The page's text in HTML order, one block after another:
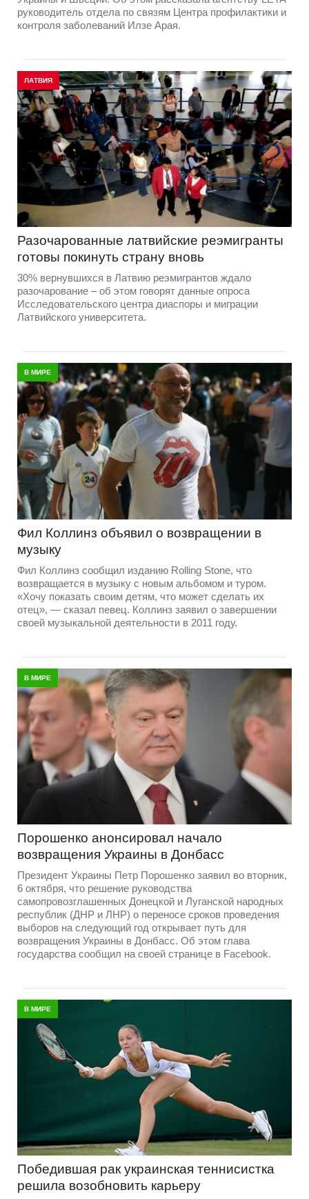
руководитель отдела по связям Центра профилактики и
контроля заболеваний Илзе Арая.
ЛАТВИЯ
Разочарованные латвийские реэмигранты
готовы покинуть страну вновь
30% вернувшихся в Латвию реэмигрантов ждало
разочарование – об этом говорят данные опроса
Исследовательского центра диаспоры и миграции
Латвийского университета.
В МИРЕ
Фил Коллинз объявил о возвращении в
музыку
Фил Коллинз сообщил изданию Rolling Stone, что
возвращается в музыку с новым альбомом и туром.
«Хочу показать своим детям, что может сделать их
отец», — сказал певец. Коллинз заявил о завершении
своей музыкальной деятельности в 2011 году.
В МИРЕ
Порошенко анонсировал начало
возвращения Украины в Донбасс
Президент Украины Петр Порошенко заявил во вторник,
6 октября, что решение руководства
самопровозглашенных Донецкой и Луганской народных
республик (ДНР и ЛНР) о переносе сроков проведения
выборов на следующий год открывает путь для
возвращения Украины в Донбасс. Об этом глава
государства сообщил на своей странице в Facebook.
В МИРЕ
Победившая рак украинская теннисистка
решила возобновить карьеру